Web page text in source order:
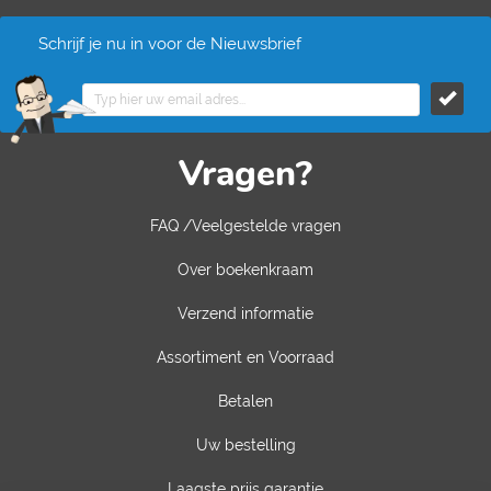
Schrijf je nu in voor de Nieuwsbrief
Vragen?
FAQ /Veelgestelde vragen
Over boekenkraam
Verzend informatie
Assortiment en Voorraad
Betalen
Uw bestelling